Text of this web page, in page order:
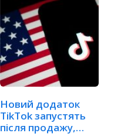
Новий додаток
TikTok запустять
після продажу,…